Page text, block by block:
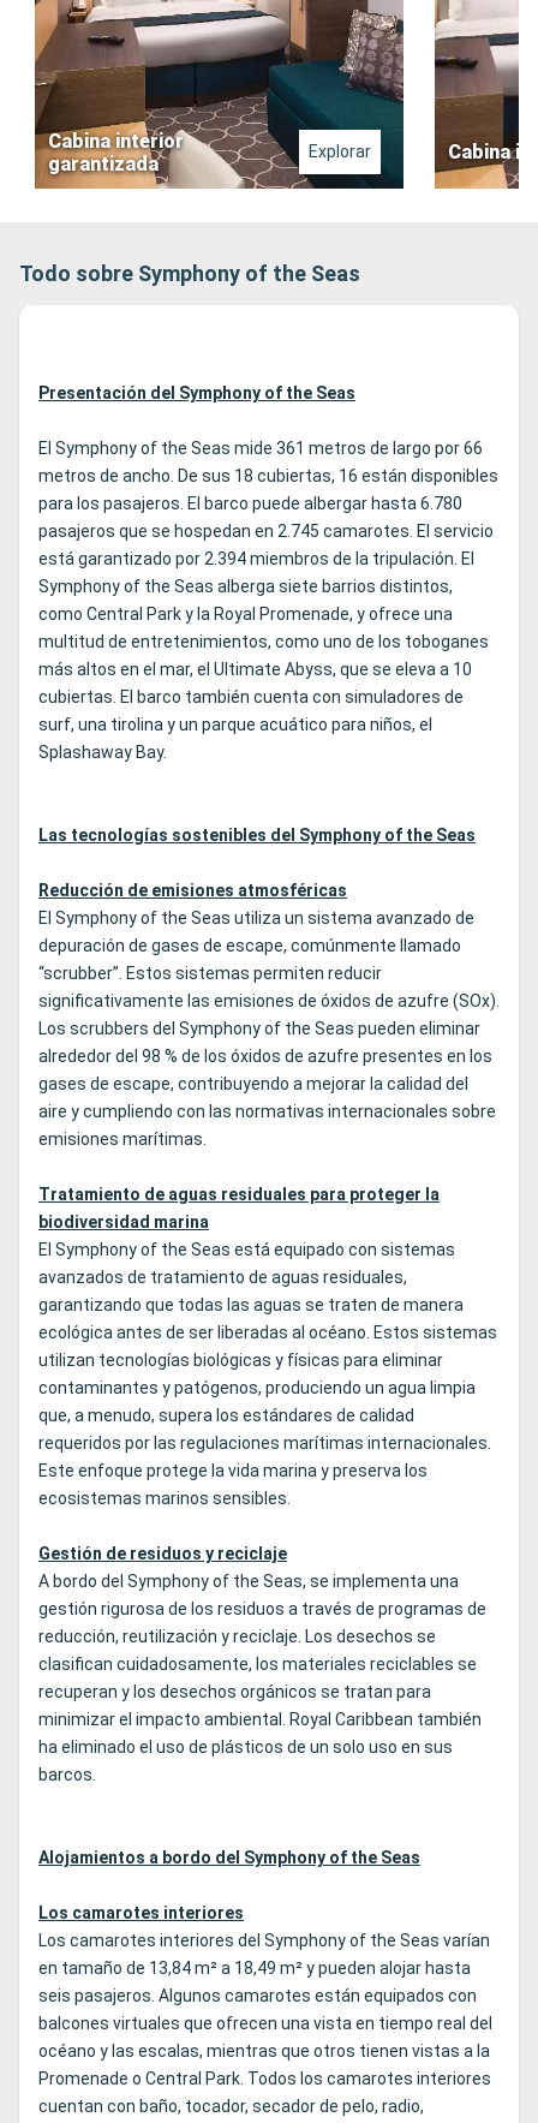
Cabina interior
garantizada
Explorar Cabina
Todo sobre Symphony of the Seas
Presentación del Symphony of the Seas
El Symphony of the Seas mide 361 metros de largo por 66
metros de ancho. De sus 18 cubiertas, 16 están disponibles
para los pasajeros. El barco puede albergar hasta 6.780
pasajeros que se hospedan en 2.745 camarotes. El servicio
está garantizado por 2.394 miembros de la tripulación. El
Symphony of the Seas alberga siete barrios distintos,
como Central Park y la Royal Promenade, y ofrece una
multitud de entretenimientos, como uno de los toboganes
más altos en el mar, el Ultimate Abyss, que se eleva a 10
cubiertas. El barco también cuenta con simuladores de
surf, una tirolina y un parque acuático para niños, el
Splashaway Bay.
Las tecnologías sostenibles del Symphony of the Seas
Reducción de emisiones atmosféricas
El Symphony of the Seas utiliza un sistema avanzado de
depuración de gases de escape, comúnmente llamado
“scrubber”. Estos sistemas permiten reducir
significativamente las emisiones de óxidos de azufre (SOx).
Los scrubbers del Symphony of the Seas pueden eliminar
alrededor del 98 % de los óxidos de azufre presentes en los
gases de escape, contribuyendo a mejorar la calidad del
aire y cumpliendo con las normativas internacionales sobre
emisiones marítimas.
Tratamiento de aguas residuales para proteger la
biodiversidad marina
El Symphony of the Seas está equipado con sistemas
avanzados de tratamiento de aguas residuales,
garantizando que todas las aguas se traten de manera
ecológica antes de ser liberadas al océano. Estos sistemas
utilizan tecnologías biológicas y físicas para eliminar
contaminantes y patógenos, produciendo un agua limpia
que, a menudo, supera los estándares de calidad
requeridos por las regulaciones marítimas internacionales.
Este enfoque protege la vida marina y preserva los
ecosistemas marinos sensibles.
Gestión de residuos y reciclaje
A bordo del Symphony of the Seas, se implementa una
gestión rigurosa de los residuos a través de programas de
reducción, reutilización y reciclaje. Los desechos se
clasifican cuidadosamente, los materiales reciclables se
recuperan y los desechos orgánicos se tratan para
minimizar el impacto ambiental. Royal Caribbean también
ha eliminado el uso de plásticos de un solo uso en sus
barcos.
Alojamientos a bordo del Symphony of the Seas
Los camarotes interiores
Los camarotes interiores del Symphony of the Seas varían
en tamaño de 13,84 m² a 18,49 m² y pueden alojar hasta
seis pasajeros. Algunos camarotes están equipados con
balcones virtuales que ofrecen una vista en tiempo real del
océano y las escalas, mientras que otros tienen vistas a la
Promenade o Central Park. Todos los camarotes interiores
cuentan con baño, tocador, secador de pelo, radio,